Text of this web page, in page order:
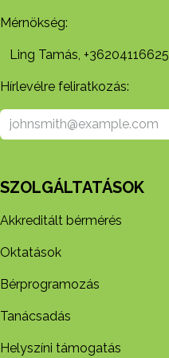
Mérnökség:
Ling Tamás, +36204116625
Hírlevélre feliratkozás:
SZOLGÁLTATÁSOK
Akkreditált bérmérés
Oktatások
Bérprogramozás
Tanácsadás
Helyszíni támogatás